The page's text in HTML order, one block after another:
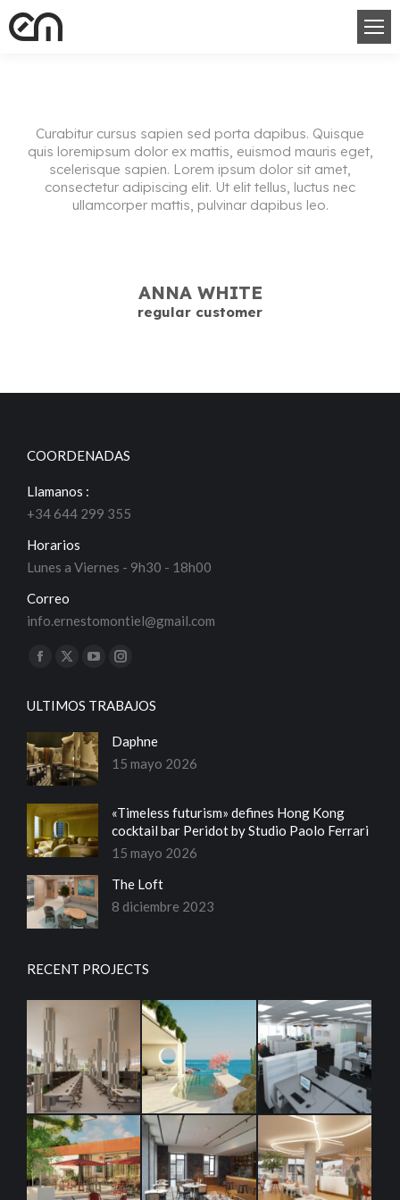
Curabitur cursus sapien sed porta dapibus. Quisque
quis loremipsum dolor ex mattis, euismod mauris eget,
scelerisque sapien. Lorem ipsum dolor sit amet,
consectetur adipiscing elit. Ut elit tellus, luctus nec
ullamcorper mattis, pulvinar dapibus leo.
ANNA WHITE
regular customer
COORDENADAS
Llamanos :
+34 644 299 355
Horarios
Lunes a Viernes - 9h30 - 18h00
Correo
info.ernestomontiel@gmail.com
Encuéntranos en:
opens
in
new
window
opens
in
new
window
YouTube
opens
in
new
window
Instagram
opens
in
new
ULTIMOS TRABAJOS
Daphne
15 mayo 2026
«Timeless futurism» defines Hong Kong
cocktail bar Peridot by Studio Paolo Ferrari
15 mayo 2026
The Loft
8 diciembre 2023
RECENT PROJECTS